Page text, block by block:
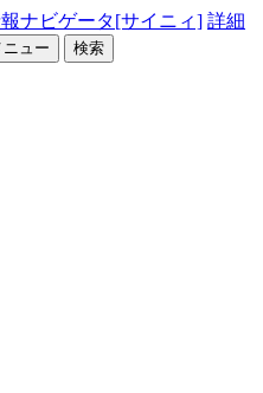
ナビゲータ[サイニィ] 詳細
ニュー 検索